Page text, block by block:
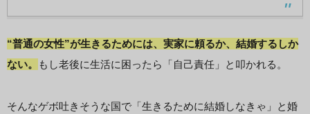
“普通の女性”が生きるためには、実家に頼るか、結婚するしか
ない。
もし老後に生活に困ったら「自己責任」と叩かれる。
そんなゲボ吐きそうな国で「生きるために結婚しなきゃ」と婚